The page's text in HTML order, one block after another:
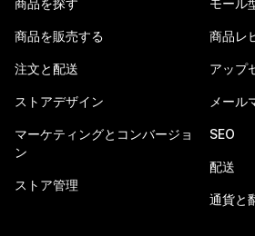
商品を探す
商品を販売する
注文と配送
ストアデザイン
マーケティングとコンバージョ
ン
ストア管理
モール
商品レ
アップ
メール
SEO
配送
通貨と